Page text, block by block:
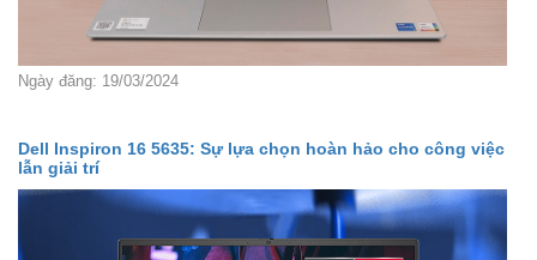
Ngày đăng: 19/03/2024
Dell Inspiron 16 5635: Sự lựa chọn hoàn hảo cho công việc
lẫn giải trí